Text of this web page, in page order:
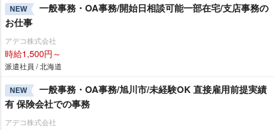
NEW
一般事務・OA事務/開始日相談可能一部在宅/支店事務の
お仕事
アデコ株式会社
時給1,500円～
派遣社員 / 北海道
NEW
一般事務・OA事務/旭川市/未経験OK 直接雇用前提実績
有 保険会社での事務
アデコ株式会社